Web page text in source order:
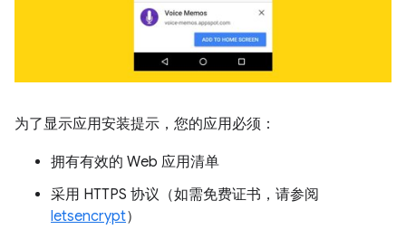
为了显示应用安装提示，您的应用必须：
拥有有效的 Web 应用清单
采用 HTTPS 协议（如需免费证书，请参阅
letsencrypt）